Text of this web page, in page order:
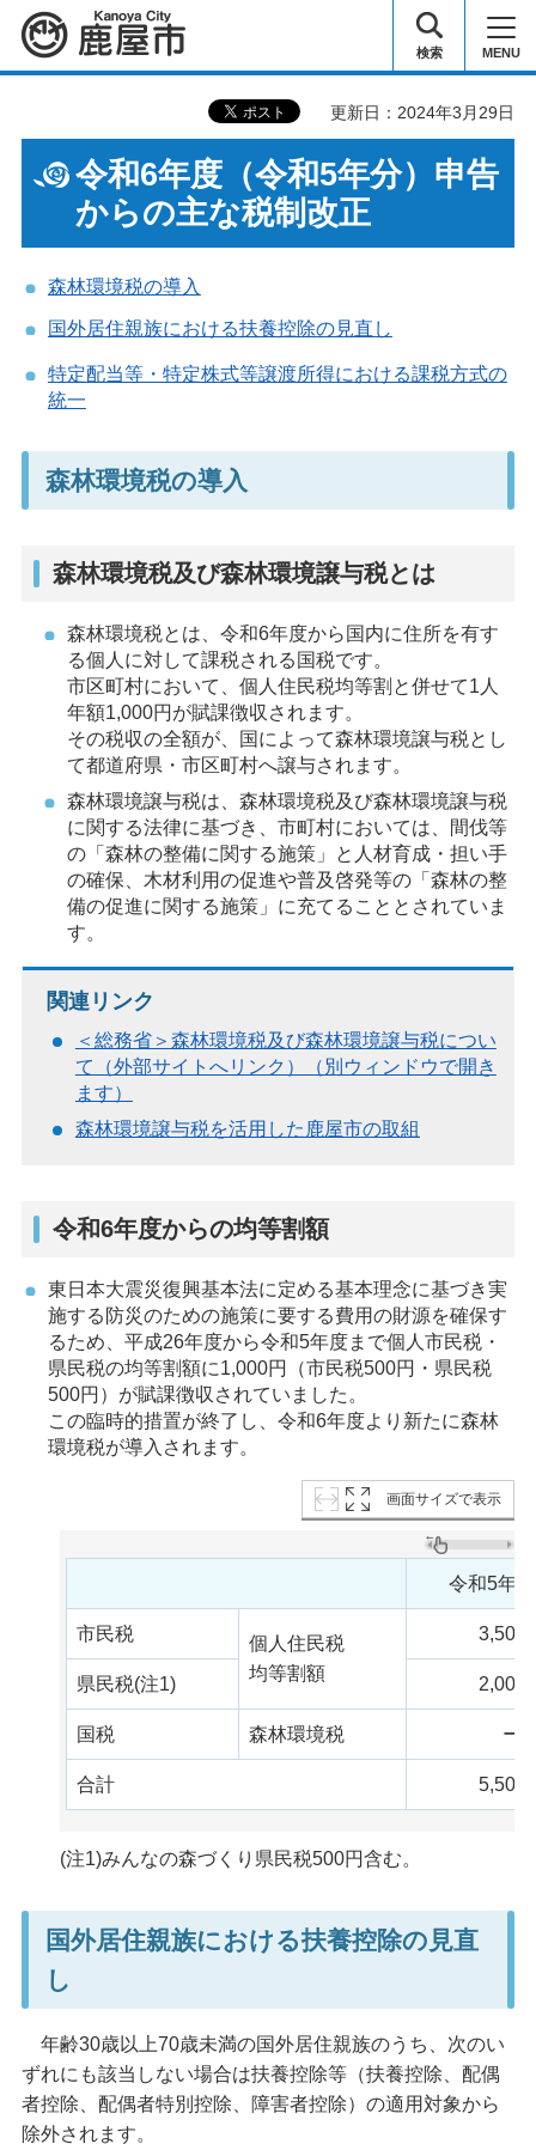
鹿屋市 検索 MENU
更新日：2024年3月29日
令和6年度（令和5年分）申告
からの主な税制改正
森林環境税の導入
国外居住親族における扶養控除の見直し
特定配当等・特定株式等譲渡所得における課税方式の
統一
森林環境税の導入
森林環境税及び森林環境譲与税とは
森林環境税とは、令和6年度から国内に住所を有す
る個人に対して課税される国税です。
市区町村において、個人住民税均等割と併せて1人
年額1,000円が賦課徴収されます。
その税収の全額が、国によって森林環境譲与税とし
て都道府県・市区町村へ譲与されます。
森林環境譲与税は、森林環境税及び森林環境譲与税
に関する法律に基づき、市町村においては、間伐等
の「森林の整備に関する施策」と人材育成・担い手
の確保、木材利用の促進や普及啓発等の「森林の整
備の促進に関する施策」に充てることとされていま
す。
関連リンク
＜総務省＞森林環境税及び森林環境譲与税につい
て（外部サイトへリンク）（別ウィンドウで開き
ます）
森林環境譲与税を活用した鹿屋市の取組
令和6年度からの均等割額
東日本大震災復興基本法に定める基本理念に基づき実
施する防災のための施策に要する費用の財源を確保す
るため、平成26年度から令和5年度まで個人市民税・
県民税の均等割額に1,000円（市民税500円・県民税
500円）が賦課徴収されていました。
この臨時的措置が終了し、令和6年度より新たに森林
環境税が導入されます。
画面サイズで表示
令和5年
市民税
個人住民税
均等割額
3,500
県民税(注1) 2,000
国税 森林環境税 ー
合計 5,500
(注1)みんなの森づくり県民税500円含む。
国外居住親族における扶養控除の見直
し
年齢30歳以上70歳未満の国外居住親族のうち、次のい
ずれにも該当しない場合は扶養控除等（扶養控除、配偶
者控除、配偶者特別控除、障害者控除）の適用対象から
除外されます。